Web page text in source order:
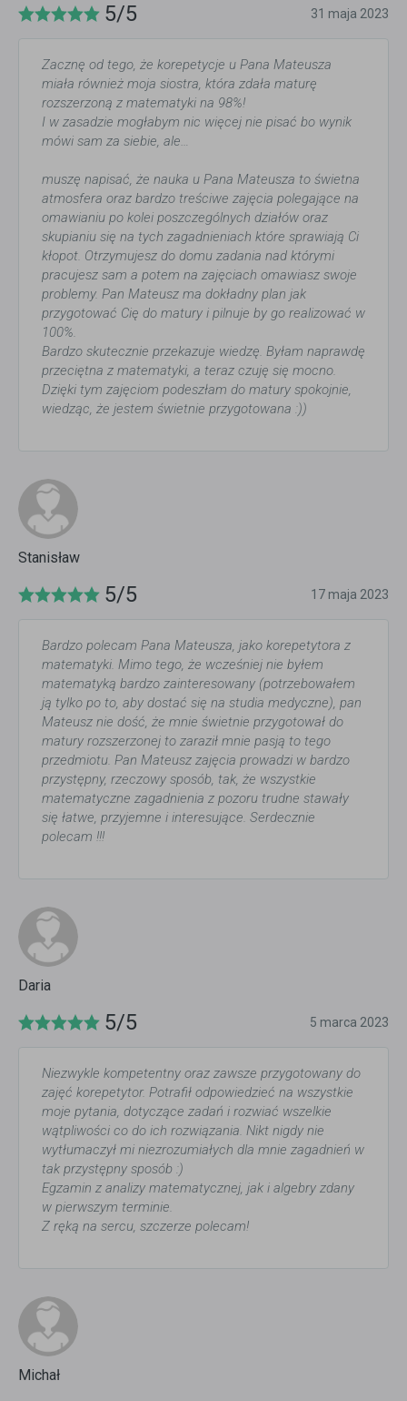
5/5 31 maja 2023
Zacznę od tego, że korepetycje u Pana Mateusza
miała również moja siostra, która zdała maturę
rozszerzoną z matematyki na 98%!
I w zasadzie mogłabym nic więcej nie pisać bo wynik
mówi sam za siebie, ale…
muszę napisać, że nauka u Pana Mateusza to świetna
atmosfera oraz bardzo treściwe zajęcia polegające na
omawianiu po kolei poszczególnych działów oraz
skupianiu się na tych zagadnieniach które sprawiają Ci
kłopot. Otrzymujesz do domu zadania nad którymi
pracujesz sam a potem na zajęciach omawiasz swoje
problemy. Pan Mateusz ma dokładny plan jak
przygotować Cię do matury i pilnuje by go realizować w
100%.
Bardzo skutecznie przekazuje wiedzę. Byłam naprawdę
przeciętna z matematyki, a teraz czuję się mocno.
Dzięki tym zajęciom podeszłam do matury spokojnie,
wiedząc, że jestem świetnie przygotowana :))
Stanisław
5/5 17 maja 2023
Bardzo polecam Pana Mateusza, jako korepetytora z
matematyki. Mimo tego, że wcześniej nie byłem
matematyką bardzo zainteresowany (potrzebowałem
ją tylko po to, aby dostać się na studia medyczne), pan
Mateusz nie dość, że mnie świetnie przygotował do
matury rozszerzonej to zaraził mnie pasją to tego
przedmiotu. Pan Mateusz zajęcia prowadzi w bardzo
przystępny, rzeczowy sposób, tak, że wszystkie
matematyczne zagadnienia z pozoru trudne stawały
się łatwe, przyjemne i interesujące. Serdecznie
polecam !!!
Daria
5/5 5 marca 2023
Niezwykle kompetentny oraz zawsze przygotowany do
zajęć korepetytor. Potrafił odpowiedzieć na wszystkie
moje pytania, dotyczące zadań i rozwiać wszelkie
wątpliwości co do ich rozwiązania. Nikt nigdy nie
wytłumaczył mi niezrozumiałych dla mnie zagadnień w
tak przystępny sposób :)
Egzamin z analizy matematycznej, jak i algebry zdany
w pierwszym terminie.
Z ręką na sercu, szczerze polecam!
Michał